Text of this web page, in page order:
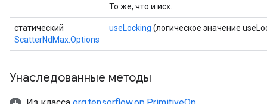
То же, что и исх.
статический
ScatterNdMax.Options
useLocking (логическое значение
Унаследованные методы